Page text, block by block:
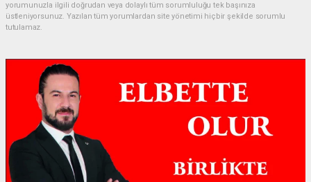
yorumunuzla ilgili doğrudan veya dolaylı tüm sorumluluğu tek başınıza
üstleniyorsunuz. Yazılan tüm yorumlardan site yönetimi hiçbir şekilde sorumlu
tutulamaz.